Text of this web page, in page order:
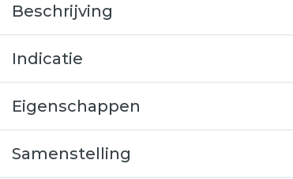
Beschrijving
Indicatie
Eigenschappen
Samenstelling